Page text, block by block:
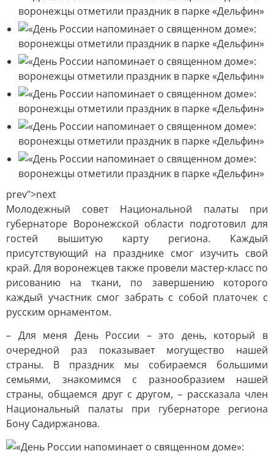
prev">next
Молодежный совет Национальной палаты при
губернаторе Воронежской области подготовил для
гостей вышитую карту региона. Каждый
присутствующий на празднике смог изучить свой
край. Для воронежцев также провели мастер-класс по
рисованию на ткани, по завершению которого
каждый участник смог забрать с собой платочек с
русским орнаментом.
– Для меня День России – это день, который в
очередной раз показывает могущество нашей
страны. В праздник мы собираемся большими
семьями, знакомимся с разнообразием нашей
страны, общаемся друг с другом, – рассказала член
Национальный палаты при губернаторе региона
Бону Садиржанова.